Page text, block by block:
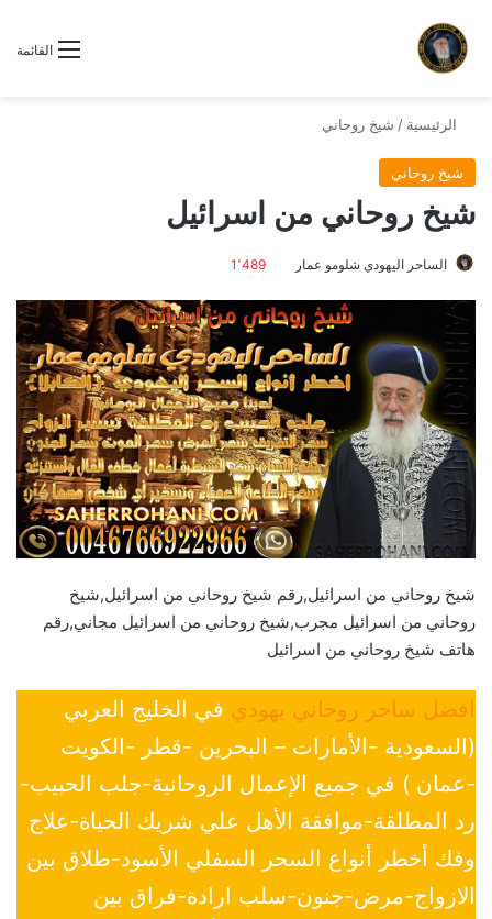
القائمة
الرئيسية / شيخ روحاني
شيخ روحاني
شيخ روحاني من اسرائيل
الساحر اليهودي شلومو عمار 1٬489
شيخ روحاني من اسرائيل,رقم شيخ روحاني من اسرائيل,شيخ
روحاني من اسرائيل مجرب,شيخ روحاني من اسرائيل مجاني,رقم
هاتف شيخ روحاني من اسرائيل
افضل ساحر روحاني يهودي في الخليج العربي
(السعودية -الأمارات – البحرين -قطر -الكويت
-عمان ) في جميع الإعمال الروحانية-جلب الحبيب-
رد المطلقة-موافقة الأهل علي شريك الحياة-علاج
وفك أخطر أنواع السحر السفلي الأسود-طلاق بين
الازواج-مرض-جنون-سلب ارادة-فراق بين